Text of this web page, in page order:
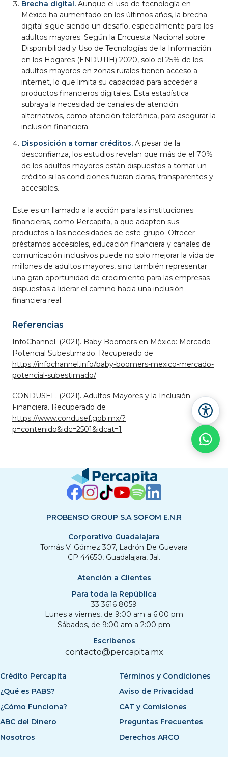
Brecha digital. Aunque el uso de tecnología en
México ha aumentado en los últimos años, la brecha
digital sigue siendo un desafío, especialmente para los
adultos mayores. Según la Encuesta Nacional sobre
Disponibilidad y Uso de Tecnologías de la Información
en los Hogares (ENDUTIH) 2020, solo el 25% de los
adultos mayores en zonas rurales tienen acceso a
internet, lo que limita su capacidad para acceder a
productos financieros digitales. Esta estadística
subraya la necesidad de canales de atención
alternativos, como atención telefónica, para asegurar la
inclusión financiera.
Disposición a tomar créditos. A pesar de la
desconfianza, los estudios revelan que más de el 70%
de los adultos mayores están dispuestos a tomar un
crédito si las condiciones fueran claras, transparentes y
accesibles.
Este es un llamado a la acción para las instituciones
financieras, como Percapita, a que adapten sus
productos a las necesidades de este grupo. Ofrecer
préstamos accesibles, educación financiera y canales de
comunicación inclusivos puede no solo mejorar la vida de
millones de adultos mayores, sino también representar
una gran oportunidad de crecimiento para las empresas
dispuestas a liderar el camino hacia una inclusión
financiera real.
Referencias
InfoChannel. (2021). Baby Boomers en México: Mercado
Potencial Subestimado. Recuperado de
https://infochannel.info/baby-boomers-mexico-mercado-
potencial-subestimado/
CONDUSEF. (2021). Adultos Mayores y la Inclusión
Financiera. Recuperado de
https://www.condusef.gob.mx/?
p=contenido&idc=2501&idcat=1
PROBENSO GROUP S.A SOFOM E.N.R
Corporativo Guadalajara
Tomás V. Gómez 307, Ladrón De Guevara
CP 44650, Guadalajara, Jal.
Atención a Clientes
Para toda la República
33 3616 8059
Lunes a viernes, de 9:00 am a 6:00 pm
Sábados, de 9:00 am a 2:00 pm
Escríbenos
contacto@percapita.mx
Términos y Condiciones
Aviso de Privacidad
CAT y Comisiones
Preguntas Frecuentes
Derechos ARCO
Crédito Percapita
¿Qué es PABS?
¿Cómo Funciona?
ABC del Dinero
Nosotros